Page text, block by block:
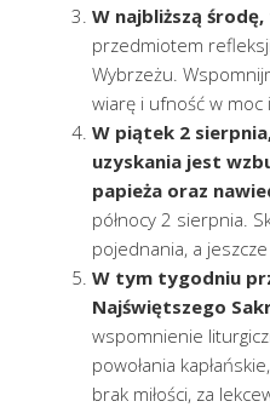
W najbliższą
przedmiotem
Wybrzeżu.
wiarę i ufność w moc
W piątek 2
uzyskania jest
papieża oraz
północy 2 sierpnia.
pojednania, a
W tym tygodniu
Najświętszego
wspomnienie
powołania
brak miłości, za